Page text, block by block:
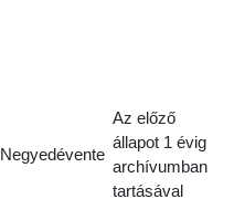
Negyedévente
Az előző
állapot 1 évig
archívumban
tartásával